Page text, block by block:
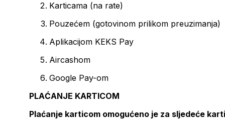
Karticama (na rate)
Pouzećem (gotovinom prilikom preuzimanja)
Aplikacijom KEKS Pay
Aircashom
Google Pay-om
PLAĆANJE KARTICOM
Plaćanje karticom omogućeno je za sljedeće